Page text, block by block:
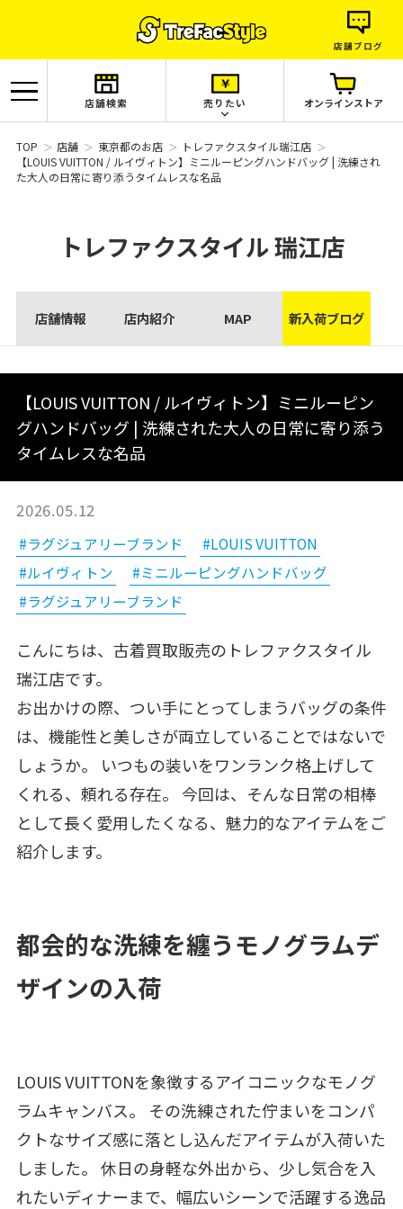
店舗ブログ
店舗検索 売りたい オンラインストア
TOP 店舗 東京都のお店
トレファクスタイル瑞江店
【LOUIS VUITTON / ルイヴィトン】ミニルーピングハンドバッグ | 洗練され
た大人の日常に寄り添うタイムレスな名品
トレファクスタイル瑞江店
店舗情報 店内紹介 MAP 新入荷ブログ
【LOUIS VUITTON / ルイヴィトン】ミニルーピン
グハンドバッグ | 洗練された大人の日常に寄り添う
タイムレスな名品
2026.05.12
#ラグジュアリーブランド
#LOUIS VUITTON
#ルイヴィトン
#ミニルーピングハンドバッグ
#ラグジュアリーブランド
こんにちは、古着買取販売のトレファクスタイル
瑞江店です。
お出かけの際、つい手にとってしまうバッグの条件
は、機能性と美しさが両立していることではないで
しょうか。 いつもの装いをワンランク格上げして
くれる、頼れる存在。 今回は、そんな日常の相棒
として長く愛用したくなる、魅力的なアイテムをご
紹介します。
都会的な洗練を纏うモノグラムデ
ザインの入荷
LOUIS VUITTONを象徴するアイコニックなモノグ
ラムキャンバス。 その洗練された佇まいをコンパ
クトなサイズ感に落とし込んだアイテムが入荷いた
しました。 休日の身軽な外出から、少し気合を入
れたいディナーまで、幅広いシーンで活躍する逸品